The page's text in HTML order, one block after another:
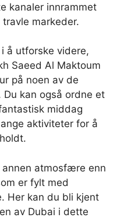
kanaler innrammet
markeder.
å utforske videre,
Saeed Al Maktoum
på noen av de
kan også ordne et
middag
aktiviteter for å
annen atmosfære enn
er fylt med
Her kan du bli kjent
av Dubai i dette